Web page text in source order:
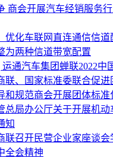
商会开展汽车经销服务
优化车联网直连通信信
为两种信道带宽配置
运通汽车集团蝉联2022中
联、国家标准委联合促
和规范商会开展团体标准
总局办公厅关于开展机动
知
联召开民营企业家座谈会
全会精神